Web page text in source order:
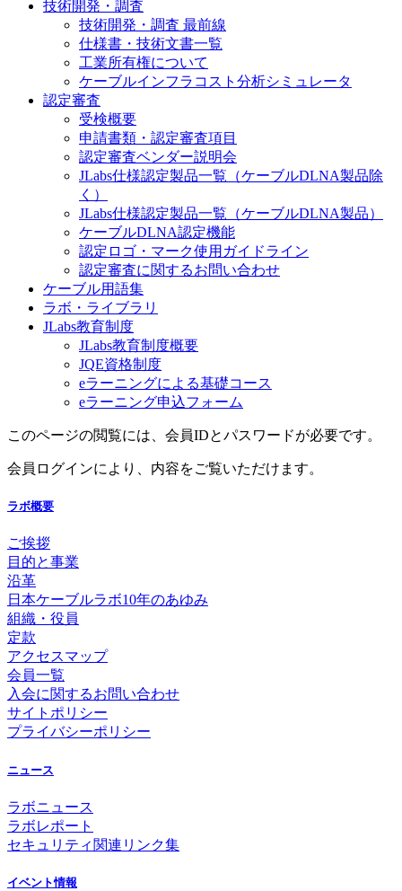
技術開発・調査
技術開発・調査 最前線
仕様書・技術文書一覧
工業所有権について
ケーブルインフラコスト分析シミュレータ
認定審査
受検概要
申請書類・認定審査項目
認定審査ベンダー説明会
JLabs仕様認定製品一覧（ケーブルDLNA製品除
く）
JLabs仕様認定製品一覧（ケーブルDLNA製品）
ケーブルDLNA認定機能
認定ロゴ・マーク使用ガイドライン
認定審査に関するお問い合わせ
ケーブル用語集
ラボ・ライブラリ
JLabs教育制度
JLabs教育制度概要
JQE資格制度
eラーニングによる基礎コース
eラーニング申込フォーム
このページの閲覧には、会員IDとパスワードが必要です。
会員ログインにより、内容をご覧いただけます。
ラボ概要
ご挨拶
目的と事業
沿革
日本ケーブルラボ10年のあゆみ
組織・役員
定款
アクセスマップ
会員一覧
入会に関するお問い合わせ
サイトポリシー
プライバシーポリシー
ニュース
ラボニュース
ラボレポート
セキュリティ関連リンク集
イベント情報